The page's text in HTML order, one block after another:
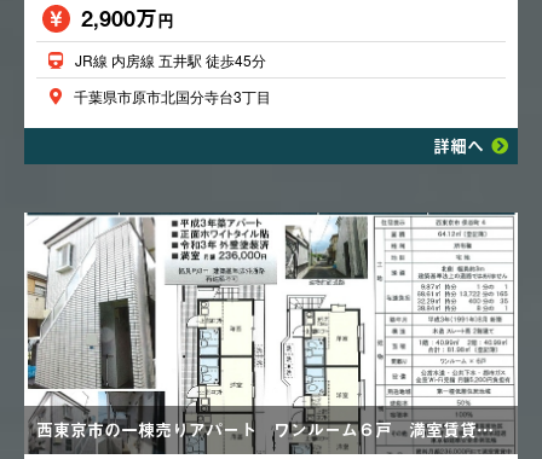
2,900万円
JR線 内房線 五井駅 徒歩45分
千葉県市原市北国分寺台3丁目
詳細へ
西東京市の一棟売りアパート ワンルーム６戸 満室賃貸中 令和３年外壁塗装済 全室Wi-Fi完備 利回り８．０％ 価格変更あり3,680万円→3,540万円